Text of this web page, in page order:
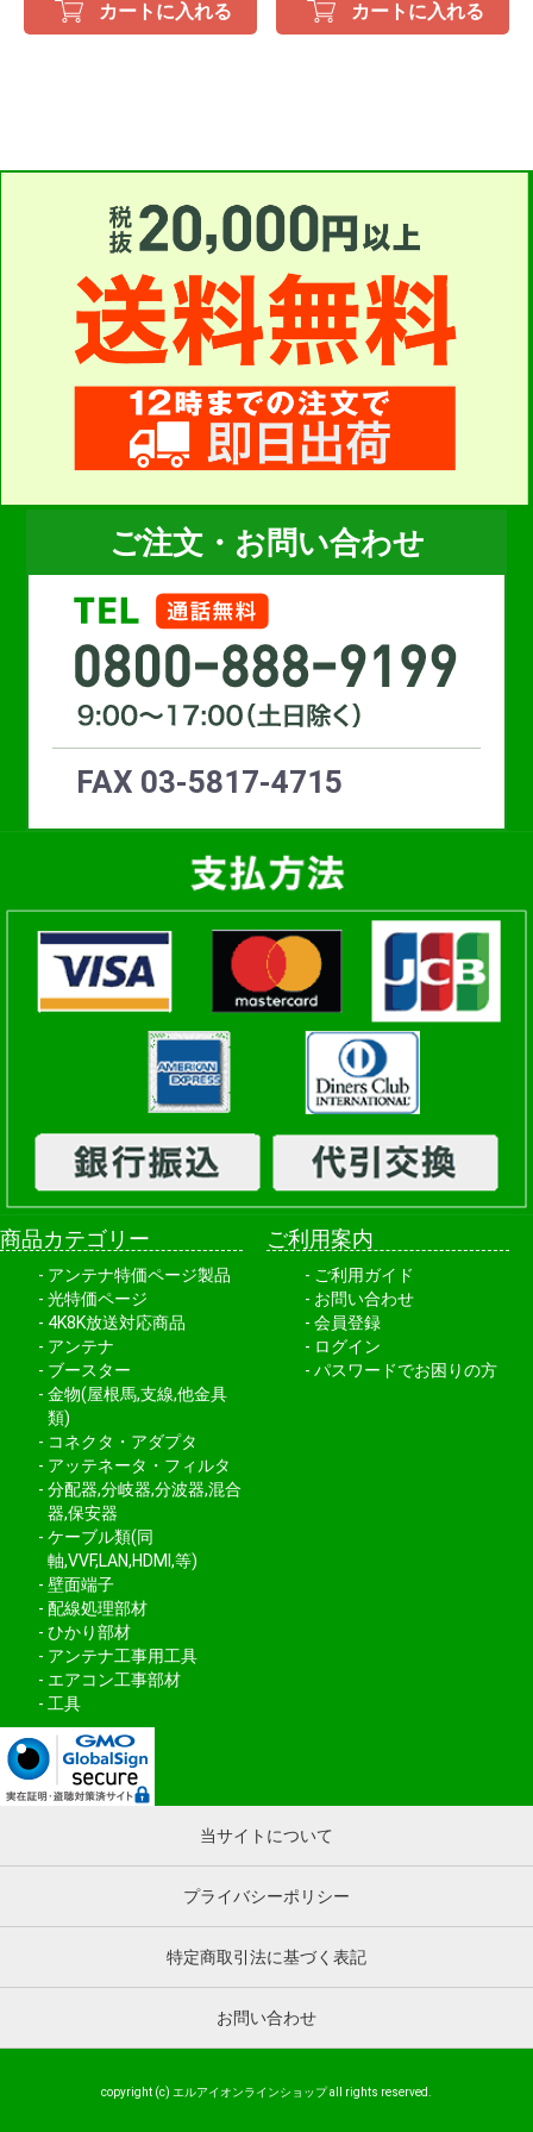
カートに入れる カートに入れる
お買い物を続ける カートへ進む
ご注文・お問い合わせ
FAX 03-5817-4715
商品カテゴリー
アンテナ特価ページ製品
光特価ページ
4K8K放送対応商品
アンテナ
ブースター
金物(屋根馬,支線,他金具
類)
コネクタ・アダプタ
アッテネータ・フィルタ
分配器,分岐器,分波器,混合
器,保安器
ケーブル類(同
軸,VVF,LAN,HDMI,等)
壁面端子
配線処理部材
ひかり部材
アンテナ工事用工具
エアコン工事部材
工具
ご利用案内
ご利用ガイド
お問い合わせ
会員登録
ログイン
パスワードでお困りの方
当サイトについて
プライバシーポリシー
特定商取引法に基づく表記
お問い合わせ
copyright (c) エルアイオンラインショップ all rights reserved.